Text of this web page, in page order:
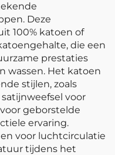
Deze
100% katoen of
die een
prestaties
wassen. Het katoen
stijlen, zoals
voor
geborstelde
ervaring.
voor luchtcirculatie
tijdens het